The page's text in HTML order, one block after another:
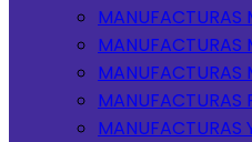
MANUFACTURAS
MANUFACTURAS
MANUFACTURAS
MANUFACTURAS
MANUFACTURAS